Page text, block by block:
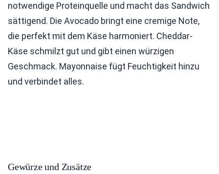
notwendige Proteinquelle und macht das Sandwich
sättigend. Die Avocado bringt eine cremige Note,
die perfekt mit dem Käse harmoniert. Cheddar-
Käse schmilzt gut und gibt einen würzigen
Geschmack. Mayonnaise fügt Feuchtigkeit hinzu
und verbindet alles.
Gewürze und Zusätze